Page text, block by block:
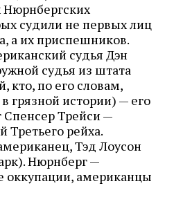
судили не первых лиц
а их приспешников.
судья Дэн
судья из штата
кто, по его словам,
в грязной истории) — его
Спенсер Трейси —
Третьего рейха.
Тэд Лоусон
Нюрнберг —
оккупации, американцы